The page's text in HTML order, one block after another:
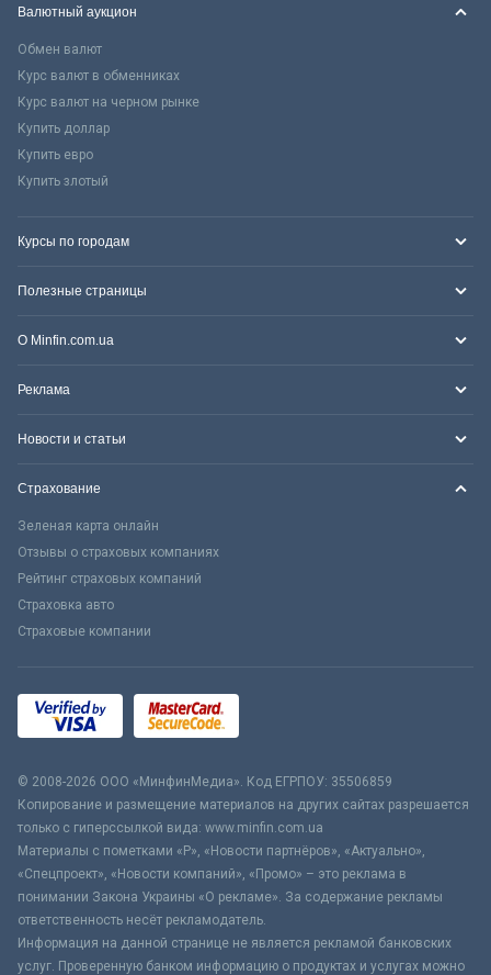
Валютный аукцион
Обмен валют
Курс валют в обменниках
Курс валют на черном рынке
Купить доллар
Купить евро
Купить злотый
Курсы по городам
Полезные страницы
О Minfin.com.ua
Реклама
Новости и статьи
Страхование
Зеленая карта онлайн
Отзывы о страховых компаниях
Рейтинг страховых компаний
Страховка авто
Страховые компании
© 2008-2026 ООО «МинфинМедиа». Код ЕГРПОУ: 35506859
Копирование и размещение материалов на других сайтах разрешается
только с гиперссылкой вида: www.minfin.com.ua
Материалы с пометками «Р», «Новости партнёров», «Актуально»,
«Спецпроект», «Новости компаний», «Промо» – это реклама в
понимании Закона Украины «О рекламе». За содержание рекламы
ответственность несёт рекламодатель.
Информация на данной странице не является рекламой банковских
услуг. Проверенную банком информацию о продуктах и услугах можно